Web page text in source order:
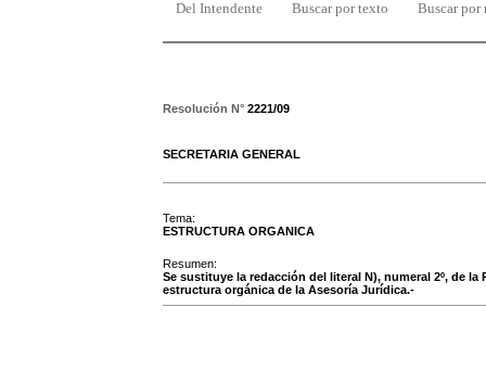
Del Intendente Buscar por texto Buscar por
Resolución N° 2221/09
SECRETARIA GENERAL
Tema:
ESTRUCTURA ORGANICA
Resumen:
Se sustituye la redacción del literal N), numeral 2º, de
estructura orgánica de la Asesoría Jurídica.-